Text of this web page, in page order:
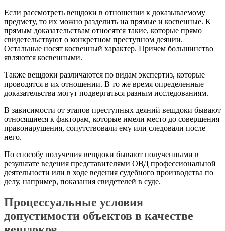
Если рассмотреть вещдоки в отношении к доказываемому
предмету, то их можно разделить на прямые и косвенные. К
прямым доказательствам относятся такие, которые прямо
свидетельствуют о конкретном преступном деянии.
Остальные носят косвенный характер. Причем большинство
являются косвенными.
Также вещдоки различаются по видам экспертиз, которые
проводятся в их отношении. В то же время определенные
доказательства могут подвергаться разным исследованиям.
В зависимости от этапов преступных деяний вещдоки бывают
относящиеся к факторам, которые имели место до совершения
правонарушения, сопутствовали ему или следовали после
него.
По способу получения вещдоки бывают полученными в
результате ведения представителями ОВД профессиональной
деятельности или в ходе ведения судебного производства по
делу, например, показания свидетелей в суде.
Процессуальные условия
допустимости объектов в качестве